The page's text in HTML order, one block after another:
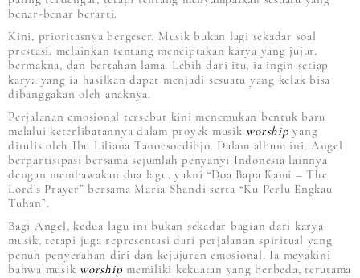
benar-benar berarti.
Kini, prioritasnya bergeser. Musik bukan lagi sekadar soal
prestasi, melainkan tentang menciptakan karya yang jujur,
bermakna, dan bertahan lama. Lebih dari itu, ia ingin setiap
karya yang ia hasilkan dapat menjadi sesuatu yang kelak bisa
dibanggakan oleh anaknya.
Perjalanan emosional tersebut kini menemukan bentuk baru
melalui keterlibatannya dalam proyek musik worshipyang
ditulis oleh Ibu Liliana Tanoesoedibjo. Dalam album ini, Angel
berpartisipasi bersama sejumlah penyanyi Indonesia lainnya
dengan membawakan dua lagu, yakni “Doa Bapa Kami – The
Lord’s Prayer” bersama Maria Shandi serta “Ku Perlu Engkau
Tuhan”.
Bagi Angel, kedua lagu ini bukan sekadar bagian dari karya
musik, tetapi juga representasi dari perjalanan spiritual yang
penuh penyerahan diri dan kejujuran emosional. Ia meyakini
bahwa musik worship memiliki kekuatan yang berbeda, terutama